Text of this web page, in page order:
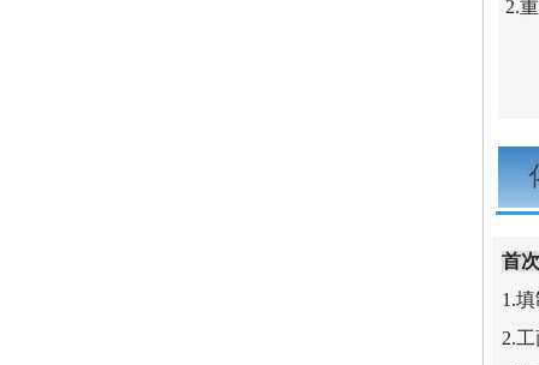
首
1.
2.
2.